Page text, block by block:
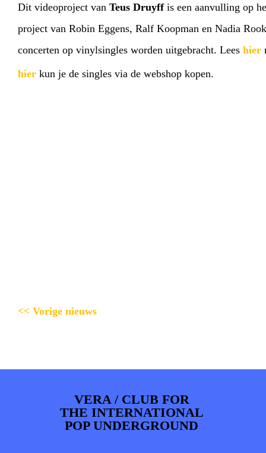
Dit videoproject van Teus Druyffis een aanvulling op
project van Robin Eggens, Ralf Koopman en Nadia
concerten op vinylsingles worden uitgebracht. Lees hier
hier kun je de singles via de webshop kopen.
<< Vorige nieuws
VERA / CLUB FOR
THE INTERNATIONAL
POP UNDERGROUND